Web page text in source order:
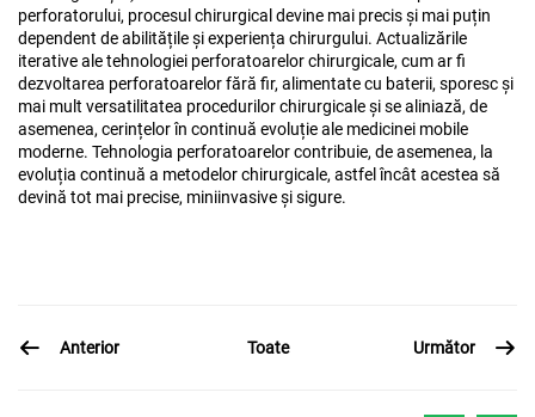
perforatorului, procesul chirurgical devine mai precis și mai puțin
dependent de abilitățile și experiența chirurgului. Actualizările
iterative ale tehnologiei perforatoarelor chirurgicale, cum ar fi
dezvoltarea perforatoarelor fără fir, alimentate cu baterii, sporesc și
mai mult versatilitatea procedurilor chirurgicale și se aliniază, de
asemenea, cerințelor în continuă evoluție ale medicinei mobile
moderne. Tehnologia perforatoarelor contribuie, de asemenea, la
evoluția continuă a metodelor chirurgicale, astfel încât acestea să
devină tot mai precise, miniinvasive și sigure.
Anterior Toate Următor